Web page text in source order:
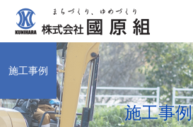
施工事例
施工事例